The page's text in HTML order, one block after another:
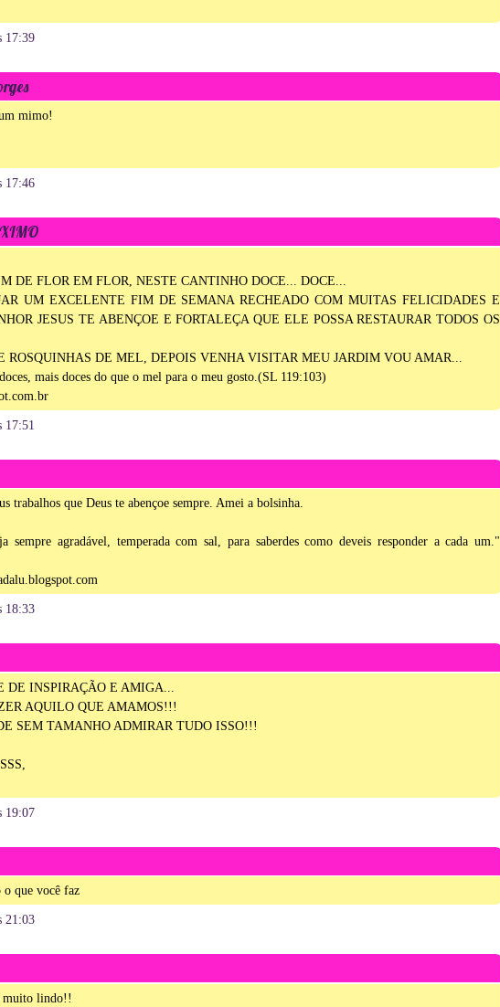
17:39
mimo!
17:46
DE FLOR EM FLOR, NESTE CANTINHO DOCE... DOCE...
UM EXCELENTE FIM DE SEMANA RECHEADO COM MUITAS FELICIDADES E
JESUS TE ABENÇOE E FORTALEÇA QUE ELE POSSA RESTAURAR TODOS OS
ROSQUINHAS DE MEL, DEPOIS VENHA VISITAR MEU JARDIM VOU AMAR...
mais doces do que o mel para o meu gosto.(SL 119:103)
17:51
trabalhos que Deus te abençoe sempre. Amei a bolsinha.
sempre agradável, temperada com sal, para saberdes como deveis responder a cada um."
18:33
INSPIRAÇÃO E AMIGA...
AQUILO QUE AMAMOS!!!
SEM TAMANHO ADMIRAR TUDO ISSO!!!
19:07
o que você faz
21:03
muito lindo!!